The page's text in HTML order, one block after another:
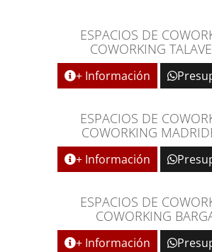
ESPACIOS DE
COWORKING
+ Información
ESPACIOS DE
COWORKING
+ Información
ESPACIOS DE
COWORKING
+ Información